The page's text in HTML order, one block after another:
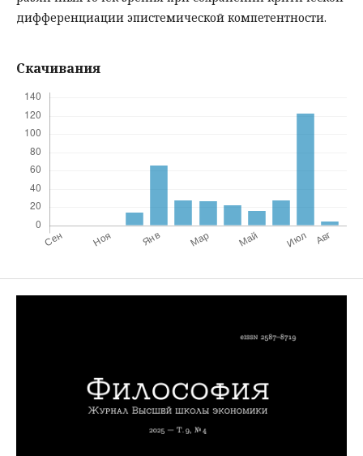
дифференциации эпистемической компетентности.
Скачивания